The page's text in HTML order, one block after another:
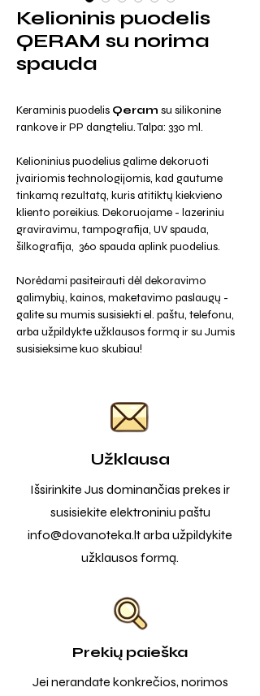
Kelioninis puodelis
QERAM su norima
spauda
Keraminis puodelis Qeram su silikonine
rankove ir PP dangteliu. Talpa: 330 ml.
Kelioninius puodelius galime dekoruoti
įvairiomis technologijomis, kad gautume
tinkamą rezultatą, kuris atitiktų kiekvieno
kliento poreikius. Dekoruojame - lazeriniu
graviravimu, tampografija, UV spauda,
šilkografija, 360 spauda aplink puodelius.
Norėdami pasiteirauti dėl dekoravimo
galimybių, kainos, maketavimo paslaugų -
galite su mumis susisiekti el. paštu, telefonu,
arba užpildykte užklausos formą ir su Jumis
susisieksime kuo skubiau!
Užklausa
Išsirinkite Jus dominančias prekes ir
susisiekite elektroniniu paštu
info@dovanoteka.ltarba užpildykite
užklausos formą.
Prekių paieška
Jei nerandate konkrečios, norimos